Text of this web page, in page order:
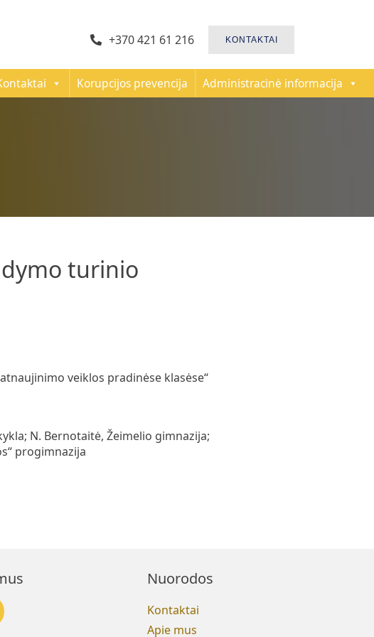
+370 421 61 216 KONTAKTAI
Korupcijos prevencija Administracinė informacija
turinio
veiklos pradinėse klasėse“
N. Bernotaitė, Žeimelio gimnazija;
progimnazija
Nuorodos
Kontaktai
Apie mus